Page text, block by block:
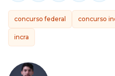
concurso federal concurso
incra